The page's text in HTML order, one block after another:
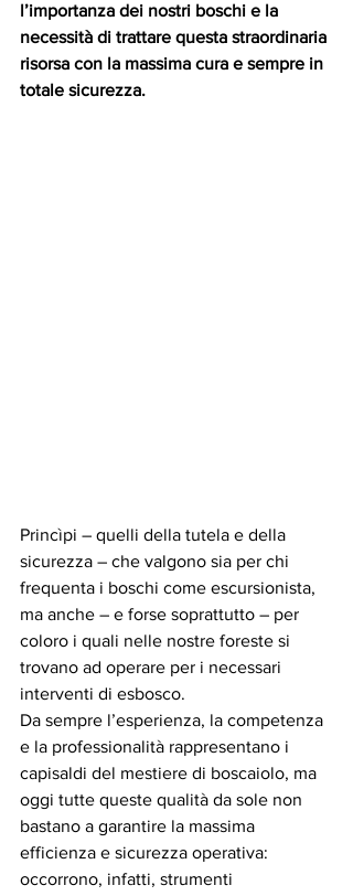
l’importanza dei nostri boschi e la
necessità di trattare questa straordinaria
risorsa con la massima cura e sempre in
totale sicurezza.
Princìpi – quelli della tutela e della
sicurezza – che valgono sia per chi
frequenta i boschi come escursionista,
ma anche – e forse soprattutto – per
coloro i quali nelle nostre foreste si
trovano ad operare per i necessari
interventi di esbosco.
Da sempre l’esperienza, la competenza
e la professionalità rappresentano i
capisaldi del mestiere di boscaiolo, ma
oggi tutte queste qualità da sole non
bastano a garantire la massima
efficienza e sicurezza operativa:
occorrono, infatti, strumenti